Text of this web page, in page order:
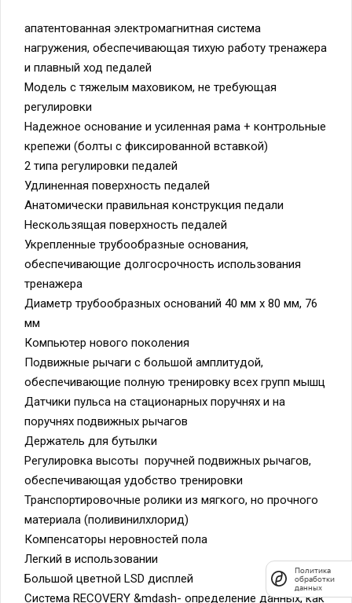
апатентованная электромагнитная система
нагружения, обеспечивающая тихую работу тренажера
и плавный ход педалей
Модель с тяжелым маховиком, не требующая
регулировки
Надежное основание и усиленная рама + контрольные
крепежи (болты с фиксированной вставкой)
2 типа регулировки педалей
Удлиненная поверхность педалей
Анатомически правильная конструкция педали
Нескользящая поверхность педалей
Укрепленные трубообразные основания,
обеспечивающие долгосрочность использования
тренажера
Диаметр трубообразных оснований 40 мм х 80 мм, 76
мм
Компьютер нового поколения
Подвижные рычаги с большой амплитудой,
обеспечивающие полную тренировку всех групп мышц
Датчики пульса на стационарных поручнях и на
поручнях подвижных рычагов
Держатель для бутылки
Регулировка высоты поручней подвижных рычагов,
обеспечивающая удобство тренировки
Транспортировочные ролики из мягкого, но прочного
материала (поливинилхлорид)
Компенсаторы неровностей пола
Легкий в использовании
Большой цветной LSD дисплей
Система RECOVERY &mdash- определение данных, как
Политика
обработки
данных